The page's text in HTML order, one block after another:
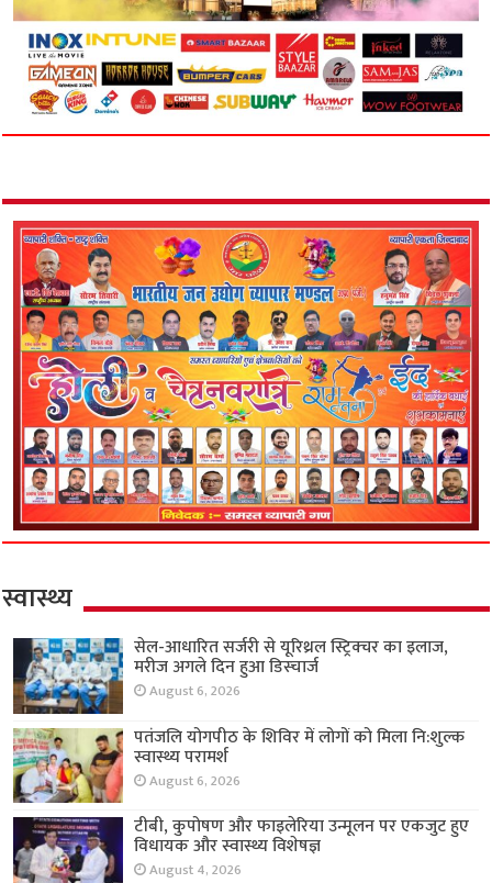
स्वास्थ्य
सेल-आधारित सर्जरी से यूरिथ्रल स्ट्रिक्चर का इलाज,
मरीज अगले दिन हुआ डिस्चार्ज
August 6, 2026
पतंजलि योगपीठ के शिविर में लोगों को मिला नि:शुल्क
स्वास्थ्य परामर्श
August 6, 2026
टीबी, कुपोषण और फाइलेरिया उन्मूलन पर एकजुट हुए
विधायक और स्वास्थ्य विशेषज्ञ
August 4, 2026